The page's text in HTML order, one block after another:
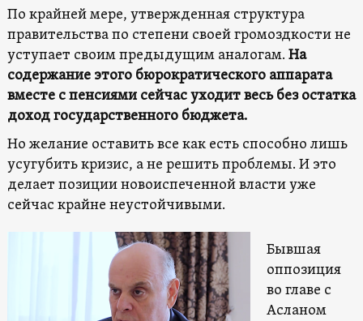
По крайней мере, утвержденная структура
правительства по степени своей громоздкости не
уступает своим предыдущим аналогам. На
содержание этого бюрократического аппарата
вместе с пенсиями сейчас уходит весь без остатка
доход государственного бюджета.
Но желание оставить все как есть способно лишь
усугубить кризис, а не решить проблемы. И это
делает позиции новоиспеченной власти уже
сейчас крайне неустойчивыми.
Бывшая
оппозиция
во главе с
Асланом